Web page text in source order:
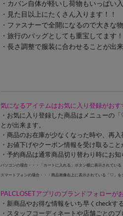
・カバン自体が軽いし荷物もいっぱい
・見た目以上にたくさん入ります！！
・ファスナーで全開になるので大きな
・旅行のバッグとしても重宝してます！
・長さ調整で服装に合わせることが出
気になるアイテムはお気に入り登録がおす
・お気に入り登録した商品はメニューの
とが出来ます。
・商品のお在庫が少なくなった時や、再
・お値下げやクーポン情報を受け取ること
・予約商品は通常商品切り替わり時にお知
パソコンの場合・・・「カートに入れる」ボタン横に表示されてい
スマートフォンの場合・・・商品画像右上に表示されている「♡」を
PALCLOSETアプリのブランドフォローが
・新商品やお得な情報をいち早くcheckす
・スタッフコーディネートや店舗ごとのブ